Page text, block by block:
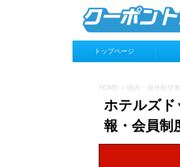
トップページ
HOME > 国内・海外航空
ホテルズ
報・会員制